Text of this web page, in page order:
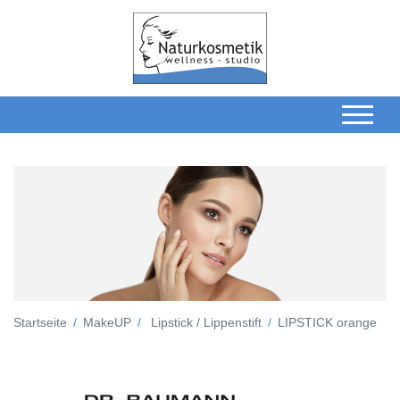
Startseite MakeUP Lipstick / Lippenstift LIPSTICK orange